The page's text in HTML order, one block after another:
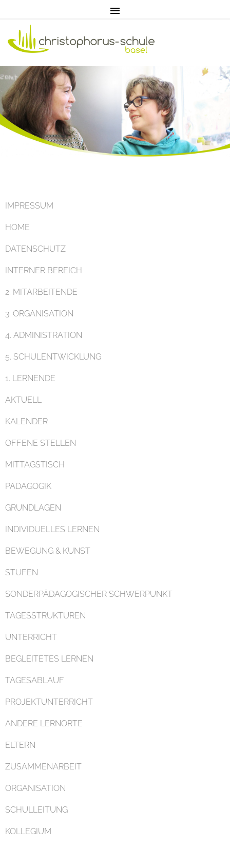
Home
Unterricht
Organisation
IMPRESSUM
HOME
DATENSCHUTZ
INTERNER BEREICH
2. MITARBEITENDE
3. ORGANISATION
4. ADMINISTRATION
5. SCHULENTWICKLUNG
1. LERNENDE
AKTUELL
KALENDER
OFFENE STELLEN
MITTAGSTISCH
PÄDAGOGIK
GRUNDLAGEN
INDIVIDUELLES LERNEN
BEWEGUNG & KUNST
STUFEN
SONDERPÄDAGOGISCHER SCHWERPUNKT
TAGESSTRUKTUREN
UNTERRICHT
BEGLEITETES LERNEN
TAGESABLAUF
PROJEKTUNTERRICHT
ANDERE LERNORTE
ELTERN
ZUSAMMENARBEIT
ORGANISATION
SCHULLEITUNG
KOLLEGIUM